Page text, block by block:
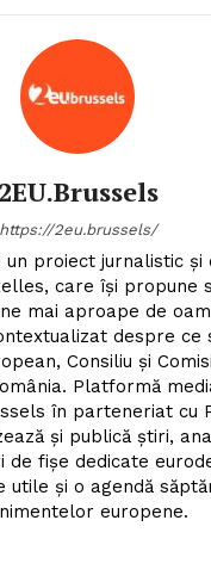
Un proiect
HOUSE
2EU.Brussels
https://2eu.brussels/
un proiect jurnalistic și
care își propune
mai aproape de
despre ce
Consiliu și
Platformă
în parteneriat cu
și publică știri,
de fișe dedicate
utile și o agendă
europene.